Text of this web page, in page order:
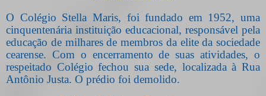
O Colégio Stella Maris, foi fundado em 1952, uma
cinquentenária instituição educacional, responsável pela
educação de milhares de membros da elite da sociedade
cearense. Com o encerramento de suas atividades, o
respeitado Colégio fechou sua sede, localizada à Rua
Antônio Justa. O prédio foi demolido.